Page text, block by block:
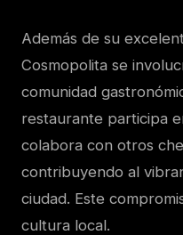
Además de su
Cosmopolita se
comunidad
restaurante participa
colabora con otros
contribuyendo al
ciudad. Este
cultura local.